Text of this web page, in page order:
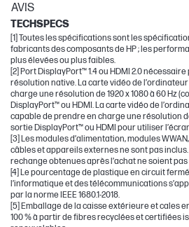
AVIS
TECHSPECS
[1] Toutes les spécifications sont les
fabricants des composants de HP ; les
plus élevées ou plus faibles.
[2] Port DisplayPort™ 1.4 ou HDMI 2.0
résolution native. La carte vidéo de
charge une résolution de 1920 x 1080 à 60 Hz
DisplayPort™ ou HDMI. La carte vidéo de
capable de prendre en charge une résolution
sortie DisplayPort™ ou HDMI pour utiliser
[3] Les modules d’alimentation, modules
câbles et appareils externes ne sont pas
rechange obtenues après l’achat ne soient
[4] Le pourcentage de plastique en circuit
l’informatique et des télécommunications
par la norme IEEE 1680.1-2018.
[5] Emballage de la caisse extérieure et cales
100 % à partir de fibres recyclées et certifiées